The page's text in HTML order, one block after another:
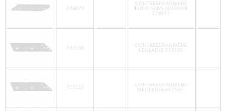
278077
CONTRESEP ARRIERE
LONG SANS AILERON
278077
737559
CONTRESEP ARRIERE
REGLABLE 737559
737560
CONTRESEP ARRIERE
REGLABLE 737560